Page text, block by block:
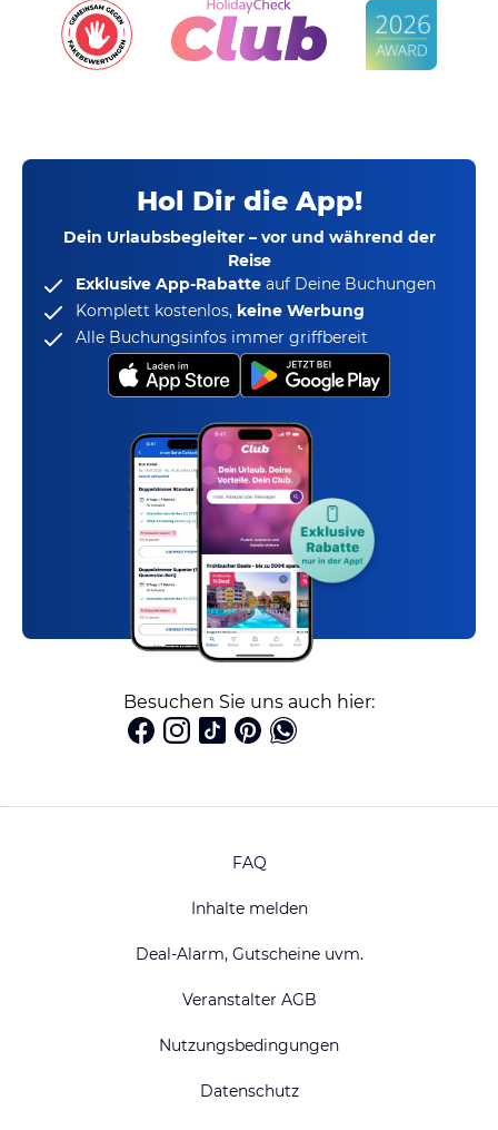
Hol Dir die App!
Dein Urlaubsbegleiter – vor und während der
Reise
Exklusive App-Rabatte auf Deine Buchungen
Komplett kostenlos, keine Werbung
Alle Buchungsinfos immer griffbereit
Besuchen Sie uns auch hier:
FAQ
Inhalte melden
Deal-Alarm, Gutscheine uvm.
Veranstalter AGB
Nutzungsbedingungen
Datenschutz